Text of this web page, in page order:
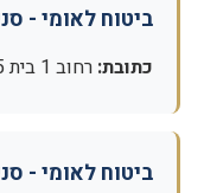
ביטוח לאומי -
כתובת: רחוב 1 בית 35, דלית אל-כרמל
ביטוח לאומי -